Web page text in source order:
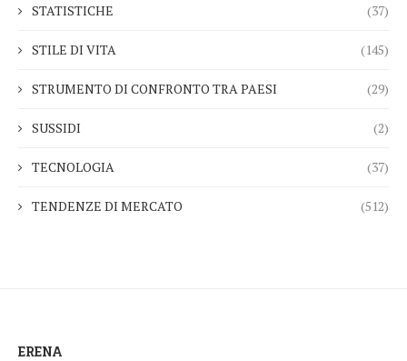
STATISTICHE (37)
STILE DI VITA (145)
STRUMENTO DI CONFRONTO TRA PAESI (29)
SUSSIDI (2)
TECNOLOGIA (37)
TENDENZE DI MERCATO (512)
ERENA